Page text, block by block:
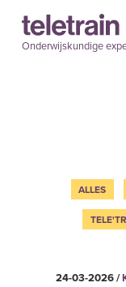
Onderwijskundige
ALLES
24-03-2026 /